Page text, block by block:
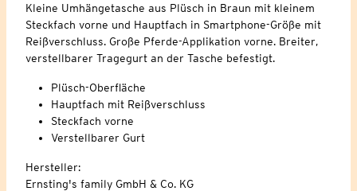
Kleine Umhängetasche aus Plüsch in Braun mit kleinem
Steckfach vorne und Hauptfach in Smartphone-Größe mit
Reißverschluss. Große Pferde-Applikation vorne. Breiter,
verstellbarer Tragegurt an der Tasche befestigt.
Plüsch-Oberfläche
Hauptfach mit Reißverschluss
Steckfach vorne
Verstellbarer Gurt
Hersteller:
Ernsting's family GmbH & Co. KG